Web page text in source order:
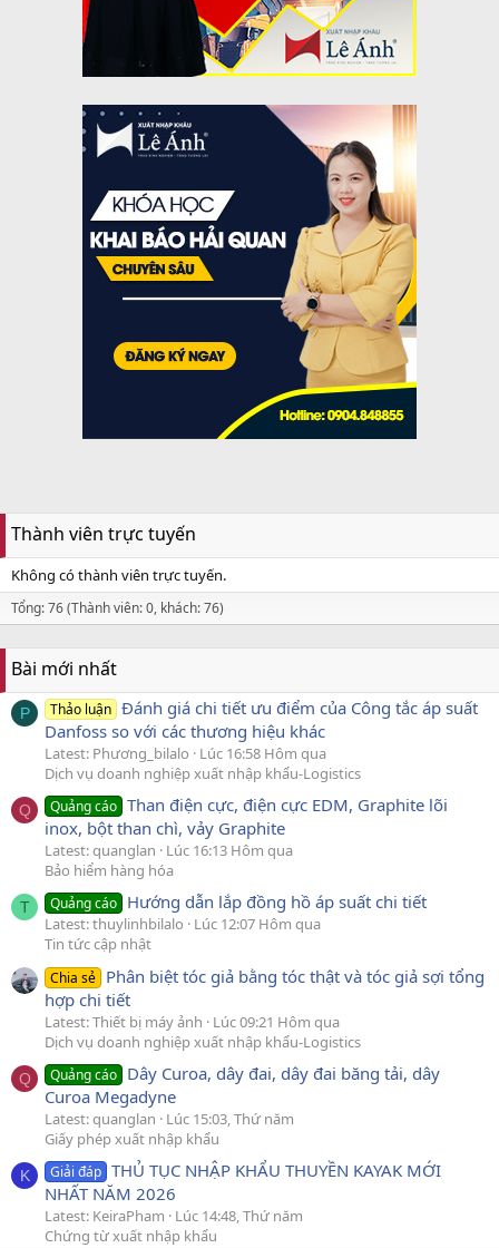
Thành viên trực tuyến
Không có thành viên trực tuyến.
Tổng: 76 (Thành viên: 0, khách: 76)
Bài mới nhất
P Thảo luận Đánh giá chi tiết ưu điểm của Công tắc áp suất
Danfoss so với các thương hiệu khác
Latest: Phương_bilalo
Lúc 16:58 Hôm qua
Dịch vụ doanh nghiệp xuất nhập khẩu-Logistics
Q Quảng cáo Than điện cực, điện cực EDM, Graphite lõi
inox, bột than chì, vảy Graphite
Latest: quanglan
Lúc 16:13 Hôm qua
Bảo hiểm hàng hóa
T Quảng cáo Hướng dẫn lắp đồng hồ áp suất chi tiết
Latest: thuylinhbilalo
Lúc 12:07 Hôm qua
Tin tức cập nhật
Chia sẻ Phân biệt tóc giả bằng tóc thật và tóc giả sợi tổng
hợp chi tiết
Latest: Thiết bị máy ảnh
Lúc 09:21 Hôm qua
Dịch vụ doanh nghiệp xuất nhập khẩu-Logistics
Q Quảng cáo Dây Curoa, dây đai, dây đai băng tải, dây
Curoa Megadyne
Latest: quanglan
Lúc 15:03, Thứ năm
Giấy phép xuất nhập khẩu
K Giải đáp THỦ TỤC NHẬP KHẨU THUYỀN KAYAK MỚI
NHẤT NĂM 2026
Latest: KeiraPham
Lúc 14:48, Thứ năm
Chứng từ xuất nhập khẩu